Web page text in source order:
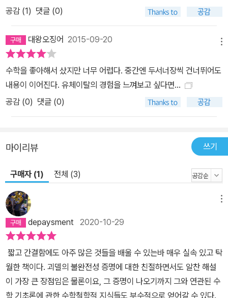
제목의 개정판이 나왔다. 호프스태터는 개정판을 검토하면서 초판 이
씬 편하게 읽으면서도 깊이 이해할 수 있도록 가다듬었다. 그는 이 개
정판에 서문을 덧붙여 괴델의 업적과 자신의 삶 사이에 얽힌 독특한
관계와 이 업적이 자신의 학문 활동에 미친 영향을 서술하며, 괴델의
증명에 담긴 핵심적 내용과 이 증명이 왜 오늘날에도 의미가 있는지
개정한 책으로, 원본을 현대적으로 새롭게 재편하고 확장하여 괴델의
공감 (1) 댓글 (0)
대왕오징어 2015-09-20
수학을 좋아해서 샀지만 너무 어렵다. 중간엔 두서너장씩 건너뛰어도
내용이 이어진다. 유체이탈의 경험을 느껴보고 싶다면...
공감 (0) 댓글 (0)
마이리뷰 쓰기
구매자 (1) 전체 (3)
depaysment 2020-10-29
짧고 간결함에도 아주 많은 것들을 배울 수 있는바 매우 실속 있고 탁
월한 책이다. 괴델의 불완전성 증명에 대한 친절하면서도 알찬 해설
이 가장 큰 장점임은 물론이요, 그 증명이 나오기까지 그와 연관된 수
학 기초론에 관한 수학철학적 지식들도 부수적으로 얻어갈 수 있다.